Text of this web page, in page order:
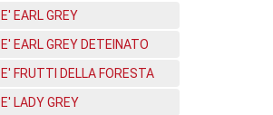
EARL GREY
EARL GREY DETEINATO
FRUTTI DELLA FORESTA
LADY GREY